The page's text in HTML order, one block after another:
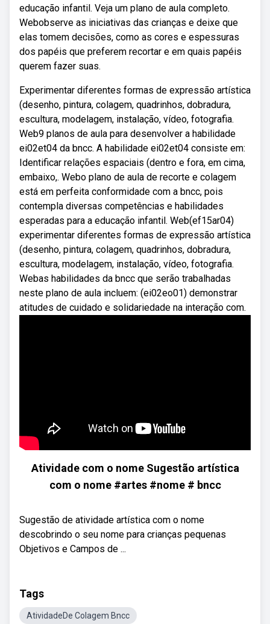
educação infantil. Veja um plano de aula completo.
Webobserve as iniciativas das crianças e deixe que
elas tomem decisões, como as cores e espessuras
dos papéis que preferem recortar e em quais papéis
querem fazer suas.
Experimentar diferentes formas de expressão artística
(desenho, pintura, colagem, quadrinhos, dobradura,
escultura, modelagem, instalação, vídeo, fotografia.
Web9 planos de aula para desenvolver a habilidade
ei02et04 da bncc. A habilidade ei02et04 consiste em:
Identificar relações espaciais (dentro e fora, em cima,
embaixo,. Webo plano de aula de recorte e colagem
está em perfeita conformidade com a bncc, pois
contempla diversas competências e habilidades
esperadas para a educação infantil. Web(ef15ar04)
experimentar diferentes formas de expressão artística
(desenho, pintura, colagem, quadrinhos, dobradura,
escultura, modelagem, instalação, vídeo, fotografia.
Webas habilidades da bncc que serão trabalhadas
neste plano de aula incluem: (ei02eo01) demonstrar
atitudes de cuidado e solidariedade na interação com.
Atividade com o nome Sugestão artística
com o nome #artes #nome # bncc
Sugestão de atividade artística com o nome
descobrindo o seu nome para crianças pequenas
Objetivos e Campos de ...
Tags
AtividadeDe Colagem Bncc